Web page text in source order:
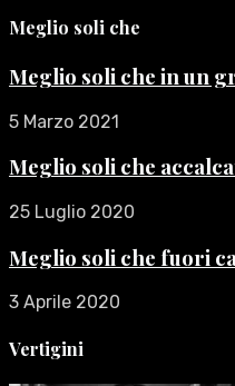
Meglio soli che
Meglio soli che in un
5 Marzo 2021
Meglio soli che
25 Luglio 2020
Meglio soli che fuori
3 Aprile 2020
Vertigini